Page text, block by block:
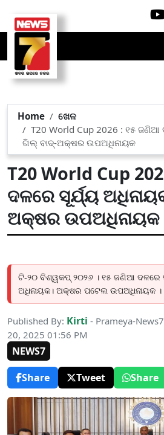
Home
ଖେଳ
T20 World Cup 2026 : ୧୫
ଗିଲ୍‌ ବାଦ୍‌-ଅକ୍ଷର ଉପଅଧିନାୟକ
T20 World Cup
ଦଳରେ ସୂର୍ଯ୍ୟ
ଅକ୍ଷର ଉପଅଧିନାୟକ
ଟି-୨୦ ବିଶ୍ୱକପ୍‌ ୨୦୨୬ । ୧୫ ଜଣିଆ ଦଳରେ
ଅଧିନାୟକ। ଅକ୍ଷର ପଟେଲ ଉପଅଧିନାୟକ ।
Published By: Kirti - Prameya-
20, 2025 01:56 PM
NEWS7
Share
Tweet Share